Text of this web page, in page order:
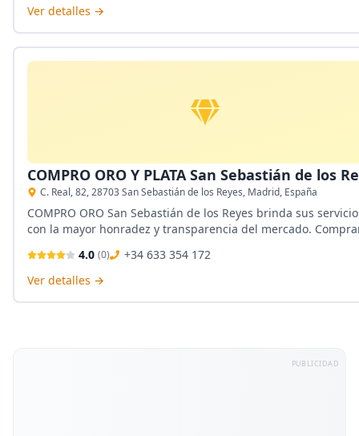
Ver detalles →
COMPRO ORO Y PLATA San Sebastián de los
C. Real, 82, 28703 San Sebastián de los Reyes, Madrid, España
COMPRO ORO San Sebastián de los Reyes brinda sus
con la mayor honradez y transparencia del mercado.
cadenas y demás.
4.0 (0)
+34 633 354 172
Ver detalles →
PUBLICIDAD